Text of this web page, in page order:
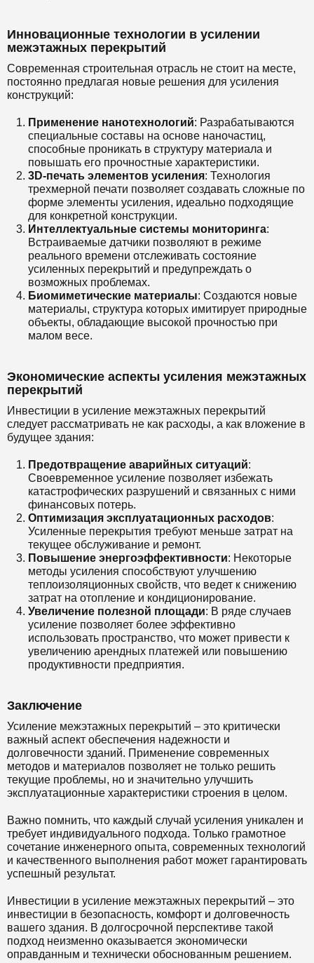
Инновационные технологии в усилении
межэтажных перекрытий
Современная строительная отрасль не стоит на месте,
постоянно предлагая новые решения для усиления
конструкций:
Применение нанотехнологий: Разрабатываются
специальные составы на основе наночастиц,
способные проникать в структуру материала и
повышать его прочностные характеристики.
3D-печать элементов усиления: Технология
трехмерной печати позволяет создавать сложные по
форме элементы усиления, идеально подходящие
для конкретной конструкции.
Интеллектуальные системы мониторинга:
Встраиваемые датчики позволяют в режиме
реального времени отслеживать состояние
усиленных перекрытий и предупреждать о
возможных проблемах.
Биомиметические материалы: Создаются новые
материалы, структура которых имитирует природные
объекты, обладающие высокой прочностью при
малом весе.
Экономические аспекты усиления межэтажных
перекрытий
Инвестиции в усиление межэтажных перекрытий
следует рассматривать не как расходы, а как вложение в
будущее здания:
Предотвращение аварийных ситуаций:
Своевременное усиление позволяет избежать
катастрофических разрушений и связанных с ними
финансовых потерь.
Оптимизация эксплуатационных расходов:
Усиленные перекрытия требуют меньше затрат на
текущее обслуживание и ремонт.
Повышение энергоэффективности: Некоторые
методы усиления способствуют улучшению
теплоизоляционных свойств, что ведет к снижению
затрат на отопление и кондиционирование.
Увеличение полезной площади: В ряде случаев
усиление позволяет более эффективно
использовать пространство, что может привести к
увеличению арендных платежей или повышению
продуктивности предприятия.
Заключение
Усиление межэтажных перекрытий – это критически
важный аспект обеспечения надежности и
долговечности зданий. Применение современных
методов и материалов позволяет не только решить
текущие проблемы, но и значительно улучшить
эксплуатационные характеристики строения в целом.
Важно помнить, что каждый случай усиления уникален и
требует индивидуального подхода. Только грамотное
сочетание инженерного опыта, современных технологий
и качественного выполнения работ может гарантировать
успешный результат.
Инвестиции в усиление межэтажных перекрытий – это
инвестиции в безопасность, комфорт и долговечность
вашего здания. В долгосрочной перспективе такой
подход неизменно оказывается экономически
оправданным и технически обоснованным решением.